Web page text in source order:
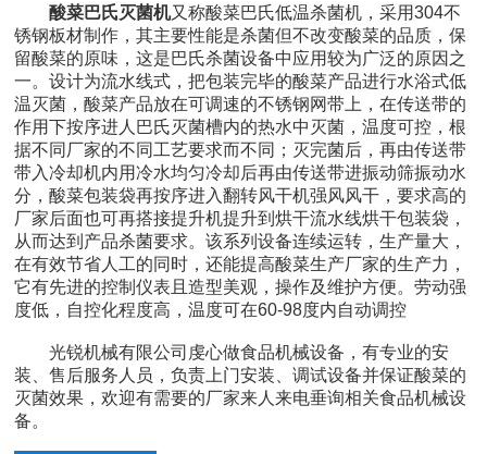
酸菜巴氏灭菌机又称酸菜巴氏低温杀菌机，采用304不
锈钢板材制作，其主要性能是杀菌但不改变酸菜的品质，保
留酸菜的原味，这是巴氏杀菌设备中应用较为广泛的原因之
一。设计为流水线式，把包装完毕的酸菜产品进行水浴式低
温灭菌，酸菜产品放在可调速的不锈钢网带上，在传送带的
作用下按序进人巴氏灭菌槽内的热水中灭菌，温度可控，根
据不同厂家的不同工艺要求而不同；灭完菌后，再由传送带
带入冷却机内用冷水均匀冷却后再由传送带进振动筛振动水
分，酸菜包装袋再按序进入翻转风干机强风风干，要求高的
厂家后面也可再搭接提升机提升到烘干流水线烘干包装袋，
从而达到产品杀菌要求。该系列设备连续运转，生产量大，
在有效节省人工的同时，还能提高酸菜生产厂家的生产力，
它有先进的控制仪表且造型美观，操作及维护方便。劳动强
度低，自控化程度高，温度可在60-98度内自动调控
光锐机械有限公司虔心做食品机械设备，有专业的安
装、售后服务人员，负责上门安装、调试设备并保证酸菜的
灭菌效果，欢迎有需要的厂家来人来电垂询相关食品机械设
备。